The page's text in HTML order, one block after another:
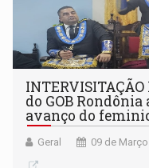
do GOB
avanço do
Geral 09 de